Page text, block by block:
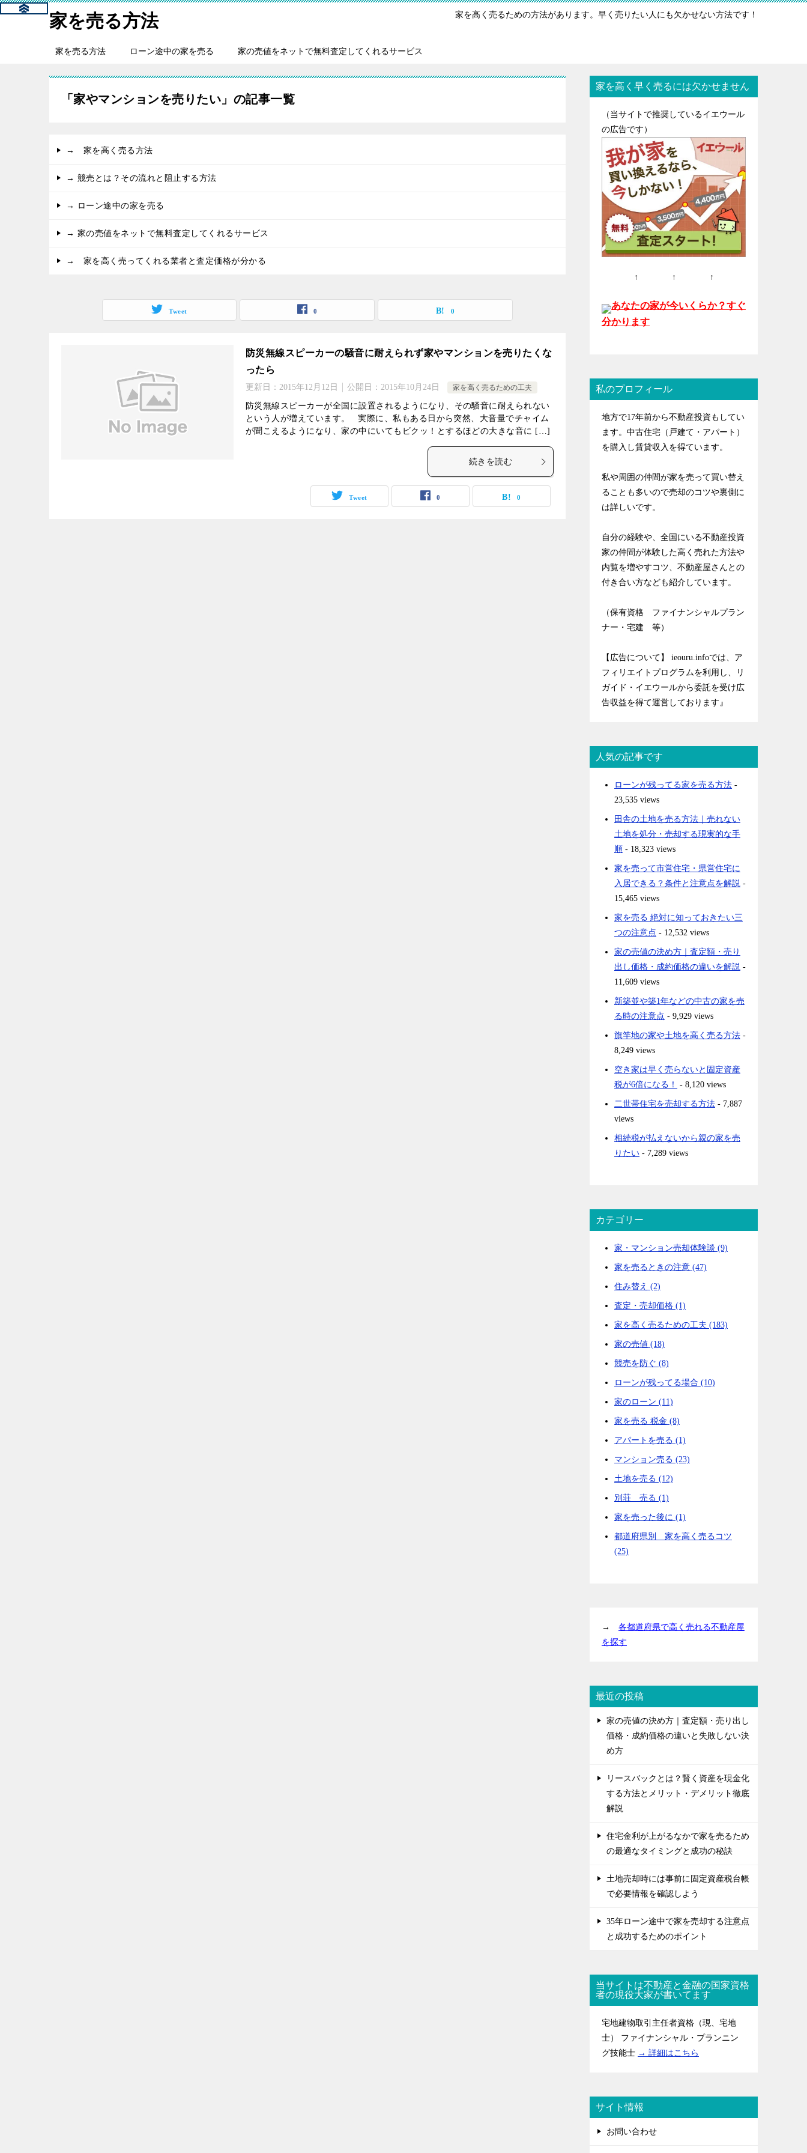
家を売る方法 家を高く売るための方法があります。早く売りたい人にも欠かせない方法です！
家を売る方法 ローン途中の家を売る 家の売値をネットで無料査定してくれるサービス
「家やマンションを売りたい」の記事一覧
→ 家を高く売る方法
→ 競売とは？その流れと阻止する方法
→ ローン途中の家を売る
→ 家の売値をネットで無料査定してくれるサービス
→ 家を高く売ってくれる業者と査定価格が分かる
Tweet 0 0
防災無線スピーカーの騒音に耐えられず家やマンションを売りたくな
ったら
更新日： 2015年12月12日 公開日： 2015年10月24日 家を高く売るための工夫
防災無線スピーカーが全国に設置されるようになり、その騒音に耐えられない
という人が増えています。 実際に、私もある日から突然、大音量でチャイム
が聞こえるようになり、家の中にいてもビクッ！とするほどの大きな音に […]
続きを読む
Tweet 0 0
家を高く早く売るには欠かせません
（当サイトで推奨しているイエウール
の広告です）
↑ ↑ ↑
あなたの家が今いくらか？すぐ
分かります
私のプロフィール
地方で17年前から不動産投資もしてい
ます。中古住宅（戸建て・アパート）
を購入し賃貸収入を得ています。
私や周囲の仲間が家を売って買い替え
ることも多いので売却のコツや裏側に
は詳しいです。
自分の経験や、全国にいる不動産投資
家の仲間が体験した高く売れた方法や
内覧を増やすコツ、不動産屋さんとの
付き合い方なども紹介しています。
（保有資格 ファイナンシャルプラン
ナー・宅建 等）
【広告について】 ieouru.infoでは、ア
フィリエイトプログラムを利用し、リ
ガイド・イエウールから委託を受け広
告収益を得て運営しております』
人気の記事です
ローンが残ってる家を売る方法 -
23,535 views
田舎の土地を売る方法｜売れない
土地を処分・売却する現実的な手
順 - 18,323 views
家を売って市営住宅・県営住宅に
入居できる？条件と注意点を解説 -
15,465 views
家を売る 絶対に知っておきたい三
つの注意点 - 12,532 views
家の売値の決め方｜査定額・売り
出し価格・成約価格の違いを解説 -
11,609 views
新築並や築1年などの中古の家を売
る時の注意点 - 9,929 views
旗竿地の家や土地を高く売る方法 -
8,249 views
空き家は早く売らないと固定資産
税が6倍になる！
- 8,120 views
二世帯住宅を売却する方法 - 7,887
views
相続税が払えないから親の家を売
りたい - 7,289 views
カテゴリー
家・マンション売却体験談 (9)
家を売るときの注意 (47)
住み替え (2)
査定・売却価格 (1)
家を高く売るための工夫 (183)
家の売値 (18)
競売を防ぐ (8)
ローンが残ってる場合 (10)
家のローン (11)
家を売る 税金 (8)
アパートを売る (1)
マンション売る (23)
土地を売る (12)
別荘 売る (1)
家を売った後に (1)
都道府県別 家を高く売るコツ
(25)
→ 各都道府県で高く売れる不動産屋
を探す
最近の投稿
家の売値の決め方｜査定額・売り出し
価格・成約価格の違いと失敗しない決
め方
リースバックとは？賢く資産を現金化
する方法とメリット・デメリット徹底
解説
住宅金利が上がるなかで家を売るため
の最適なタイミングと成功の秘訣
土地売却時には事前に固定資産税台帳
で必要情報を確認しよう
35年ローン途中で家を売却する注意点
と成功するためのポイント
当サイトは不動産と金融の国家資格
者の現役大家が書いてます
宅地建物取引主任者資格（現、宅地
士） ファイナンシャル・プランニン
グ技能士 → 詳細はこちら
サイト情報
お問い合わせ